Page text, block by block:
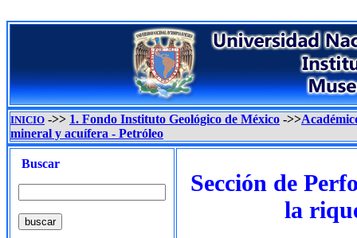
INICIO ->> 1. Fondo Instituto Geológico de México ->>
mineral y acuífera - Petróleo
Buscar
Sección de
la